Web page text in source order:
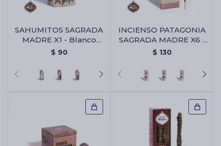
SAHUMITOS SAGRADA
MADRE X1 - Blanco
Yagra
$ 90
INCIENSO PATAGONIA
SAGRADA MADRE X6 -
Algaborra/vainilla
$ 130
Cartas de Tarot
Artículos Religiosos
Aromatizantes de ambientes